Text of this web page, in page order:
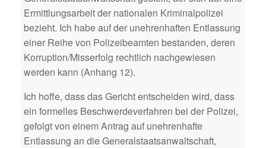
Ermittlungsarbeit der nationalen Kriminalpolizei
bezieht. Ich habe auf der unehrenhaften Entlassung
einer Reihe von Polizeibeamten bestanden, deren
Korruption/Misserfolg rechtlich nachgewiesen
werden kann (Anhang 12).
Ich hoffe, dass das Gericht entscheiden wird, dass
ein formelles Beschwerdeverfahren bei der Polizei,
gefolgt von einem Antrag auf unehrenhafte
Entlassung an die Generalstaatsanwaltschaft,